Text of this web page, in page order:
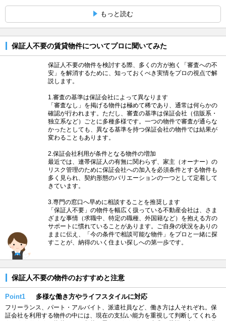
もっと読む
保証人不要の賃貸物件についてプロに聞いてみた
保証人不要の物件を検討する際、多くの方が抱く「審査への不
安」を解消するために、知っておくべき実情をプロの視点で解
説します。
1.審査の基準は保証会社によって異なります
「審査なし」を掲げる物件は極めて稀であり、通常は何らかの
確認が行われます。ただし、審査の基準は保証会社（信販系・
独立系など）ごとに多種多様です。一つの物件で審査が通らな
かったとしても、異なる基準を持つ保証会社の物件では結果が
変わることもあります。
2.保証会社利用が条件となる物件の増加
最近では、連帯保証人の有無に関わらず、家主（オーナー）の
リスク管理のために保証会社への加入を必須条件とする物件も
多く見られ、契約形態のバリエーションの一つとして定着して
きています。
3.専門の窓口へ早めに相談することを推奨します
「保証人不要」の物件を幅広く扱っている不動産会社は、さま
ざまな事情（求職中、特定の職種、外国籍など）を抱える方の
サポートに慣れていることがあります。ご自身の状況をありの
ままに伝え、「今の条件で相談可能な物件」をプロと一緒に探
すことが、納得のいく住まい探しへの第一歩です。
保証人不要の物件のおすすめと注意
Point1 多様な働き方やライフスタイルに対応
フリーランス、パート・アルバイト、派遣社員など、働き方は人それぞれ。保
証会社を利用する物件の中には、現在の支払い能力を重視して判断してくれる